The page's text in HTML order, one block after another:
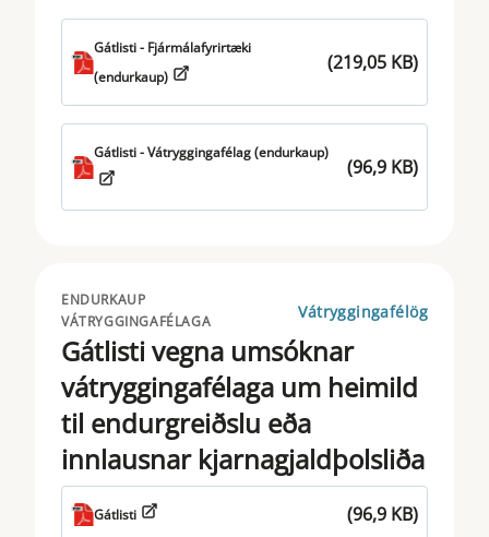
Gátlisti - Fjármálafyrirtæki
(endurkaup)
(219,05 KB)
Gátlisti - Vátryggingafélag (endurkaup)
(96,9 KB)
ENDURKAUP
VÁTRYGGINGAFÉLAGA
Vátryggingafélög
Gátlisti vegna umsóknar
vátryggingafélaga um heimild
til endurgreiðslu eða
innlausnar kjarnagjaldþolsliða
Gátlisti (96,9 KB)